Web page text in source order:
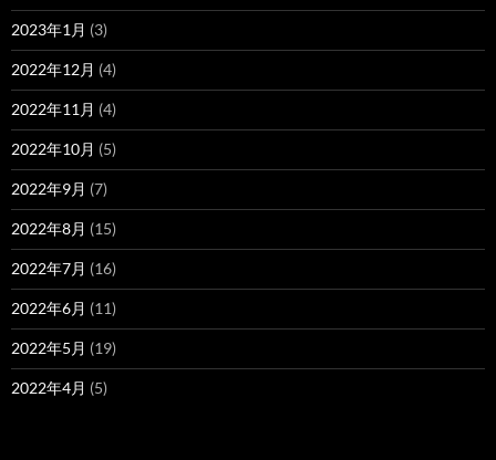
2023年1月 (3)
2022年12月 (4)
2022年11月 (4)
2022年10月 (5)
2022年9月 (7)
2022年8月 (15)
2022年7月 (16)
2022年6月 (11)
2022年5月 (19)
2022年4月 (5)